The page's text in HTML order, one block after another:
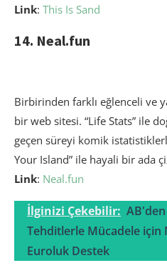
Link: This Is Sand
14. Neal.fun
Birbirinden farklı eğlenceli ve
bir web sitesi. “Life Stats” ile
geçen süreyi komik
Your Island” ile hayali bir ada
Link: Neal.fun
İlginizi Çekebilir:
Tehditlerle Mücadele için
Euroluk Destek